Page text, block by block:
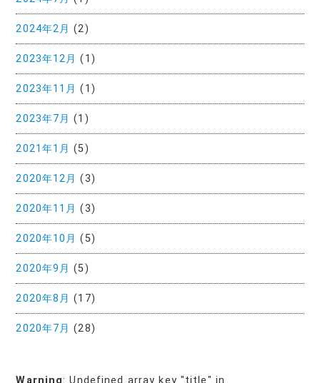
2024年2月 (2)
2023年12月 (1)
2023年11月 (1)
2023年7月 (1)
2021年1月 (5)
2020年12月 (3)
2020年11月 (3)
2020年10月 (5)
2020年9月 (5)
2020年8月 (17)
2020年7月 (28)
Warning: Undefined array key "title" in